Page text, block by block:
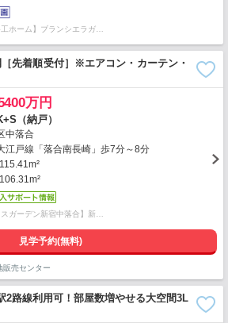
工ホーム】ブランシエラガ…
先着順受付］※エアコン・カーテン・
万円
（納戸）
中落合
江戸線「落合南長崎」歩7分～8分
115.41m²
106.31m²
スガーデン新宿中落合】新…
見学予約(無料)
売センター
2路線利用可！部屋数増やせる大空間3L